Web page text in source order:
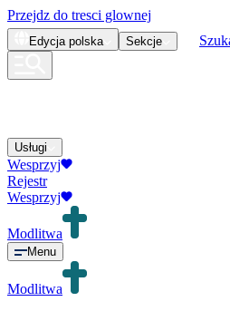
Przejdz do tresci glownej
Edycja polska Sekcje
Usługi
Wesprzyj
Rejestr
Wesprzyj
Modlitwa
Menu
Modlitwa